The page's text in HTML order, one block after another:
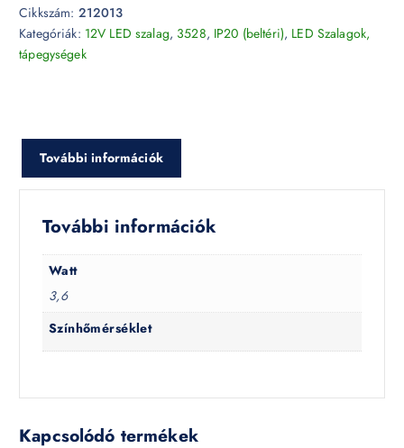
Cikkszám: 212013
Kategóriák: 12V LED szalag, 3528, IP20 (beltéri), LED Szalagok,
tápegységek
További információk
További információk
Watt
3,6
Színhőmérséklet
Kapcsolódó termékek